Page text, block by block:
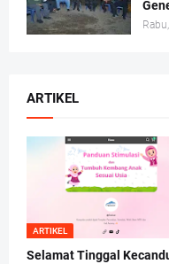
ARTIKEL
ARTIKEL
Selamat Tinggal